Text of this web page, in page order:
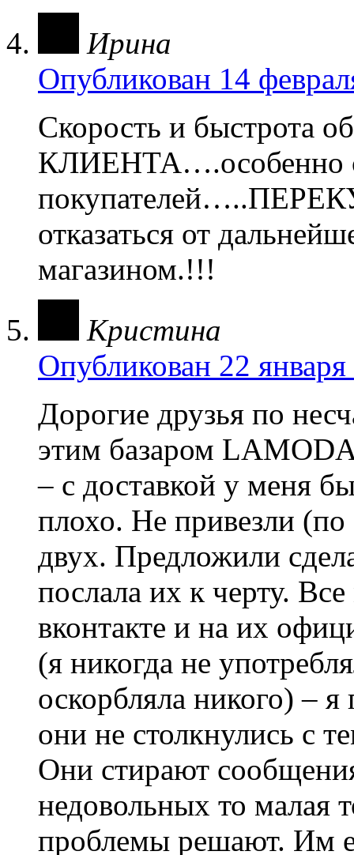
Ирина
Опубликован 14
Скорость и быстрота
КЛИЕНТА….особенно
отказаться от
магазином.!!!
Кристина
Опубликован 22
Дорогие друзья по
этим базаром
– с доставкой у меня
плохо. Не привезли (по
двух. Предложили
послала их к черту.
вконтакте и на их
(я никогда не
оскорбляла никого) –
они не столкнулись с
Они стирают
недовольных то малая
проблемы решают. Им